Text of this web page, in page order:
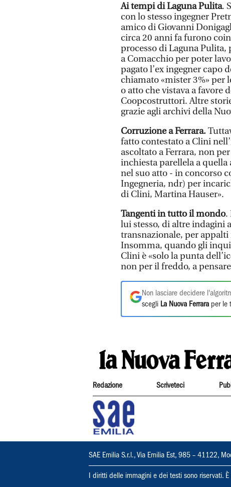
Ai tempi di Laguna Pulita.
con lo stesso ingegner
amico di Giovanni
circa 20 anni fa furono
processo di Laguna
a Comacchio per poter
pagato l’ex ingegner capo
chiamato «mister 3%» per
o atto che vistava a favore
Coopcostruttori. Altre
grazie agli archivi della
Corruzione a Ferrara.
fatto contestato a Clini
ascoltato a Ferrara, non
inchiesta parellela a quella
nel suo atto - in concorso
Ingegneria, ndr) per
di Clini, Martina Hauser».
Tangenti in tutto il mondo.
lui stesso, di altre indagini
transnazionale, per appalti
Insomma, quando gli
Clini è «solo la punta
non per il freddo, a
Non lasciare decidere
scegli La Nuova Ferrara per le
Redazione Scriveteci
SAE Emilia S.r.l., Via Emilia Est, 985 – 41122,
I diritti delle immagini e dei testi sono riservati.